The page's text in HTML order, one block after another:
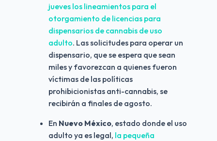
jueves los lineamientos para el
otorgamiento de licencias para
dispensarios de cannabis de uso
adulto. Las solicitudes para operar un
dispensario, que se espera que sean
miles y favorezcan a quienes fueron
víctimas de las políticas
prohibicionistas anti-cannabis, se
recibirán a finales de agosto.
En Nuevo México, estado donde el uso
adulto ya es legal, la pequeña